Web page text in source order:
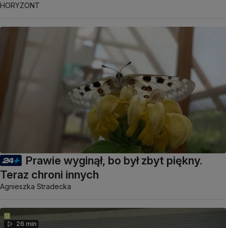
HORYZONT
Prawie wyginął, bo był zbyt piękny.
Teraz chroni innych
Agnieszka Stradecka
26 min